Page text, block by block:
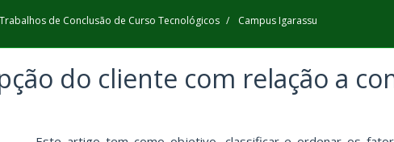
Trabalhos de Conclusão de Curso Tecnológicos
Campus Igarassu
do cliente com relação a